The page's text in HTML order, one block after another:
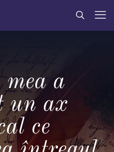
a
un ax
ce